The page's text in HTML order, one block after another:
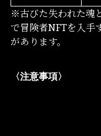
※古びた失われた魂
で冒険者NFTを入手
があります。
〈注意事項〉